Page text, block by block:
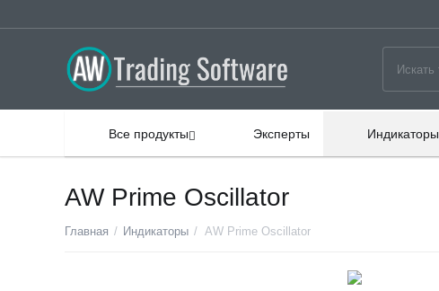
Все продукты Эксперты Индикаторы
AW Prime Oscillator
Главная / Индикаторы / AW Prime Oscillator